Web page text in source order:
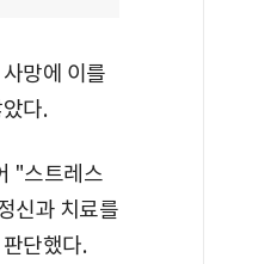
망에 이를
다.
"스트레스
신과 치료를
단했다.